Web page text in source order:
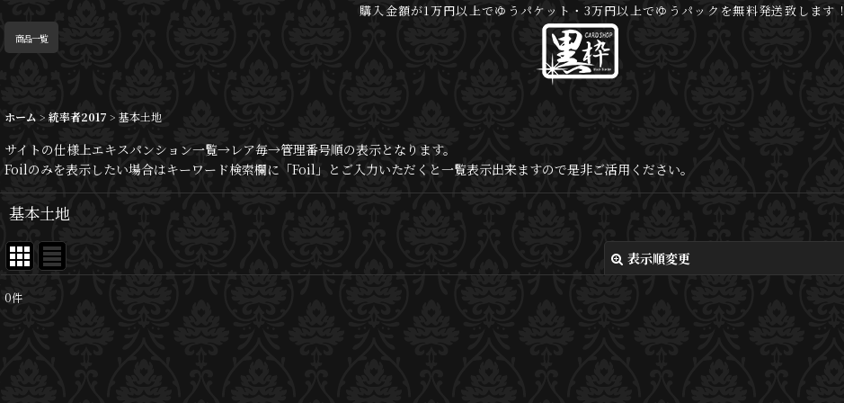
購入金額が1万円以上でゆうパケット・3万円以上でゆうパックを無料発送致します！
商品一覧
ホーム > 統率者2017 > 基本土地
サイトの仕様上エキスパンション一覧→レア毎→管理番号順の表示となります。
Foilのみを表示したい場合はキーワード検索欄に「Foil」とご入力いただくと一覧表示出来ますので是非ご活用ください。
基本土地
表示順変更
表示数
0件